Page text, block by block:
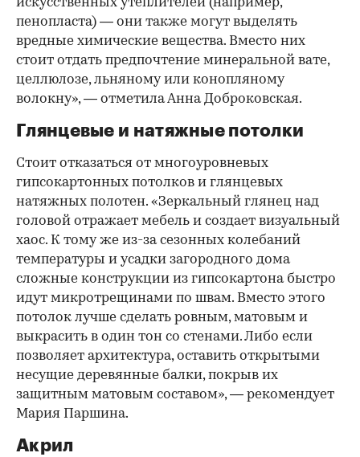
искусственных утеплителей (например,
пенопласта) — они также могут выделять
вредные химические вещества. Вместо них
стоит отдать предпочтение минеральной вате,
целлюлозе, льняному или конопляному
волокну», — отметила Анна Доброковская.
Глянцевые и натяжные потолки
Стоит отказаться от многоуровневых
гипсокартонных потолков и глянцевых
натяжных полотен. «Зеркальный глянец над
головой отражает мебель и создает визуальный
хаос. К тому же из-за сезонных колебаний
температуры и усадки загородного дома
сложные конструкции из гипсокартона быстро
идут микротрещинами по швам. Вместо этого
потолок лучше сделать ровным, матовым и
выкрасить в один тон со стенами. Либо если
позволяет архитектура, оставить открытыми
несущие деревянные балки, покрыв их
защитным матовым составом», — рекомендует
Мария Паршина.
Акрил